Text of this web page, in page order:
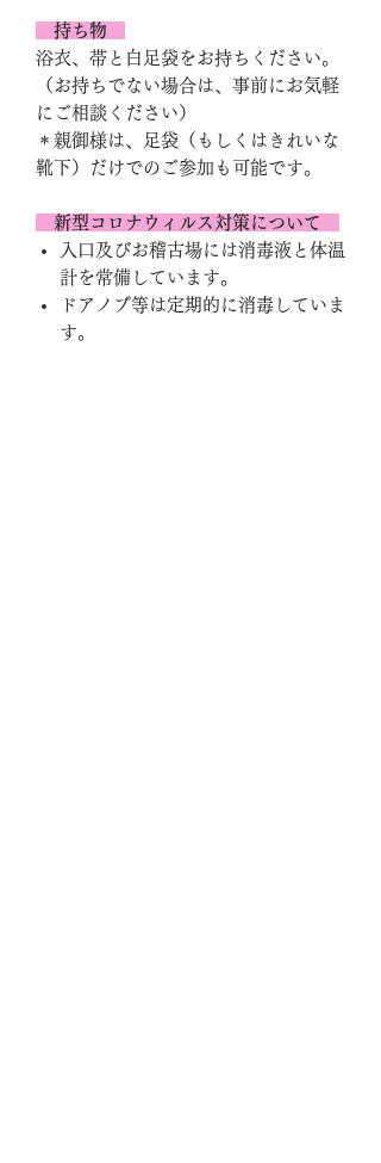
持ち物
浴衣、帯と白足袋をお持ちください。
（お持ちでない場合は、事前にお気軽
にご相談ください）
＊親御様は、足袋（もしくはきれいな
靴下）だけでのご参加も可能です。
新型コロナウィルス対策について
入口及びお稽古場には消毒液と体温
計を常備しています。
ドアノブ等は定期的に消毒していま
す。